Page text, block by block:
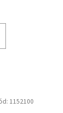
1152100